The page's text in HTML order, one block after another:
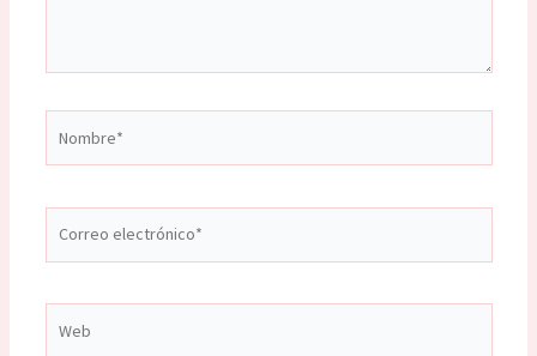
electrónico*